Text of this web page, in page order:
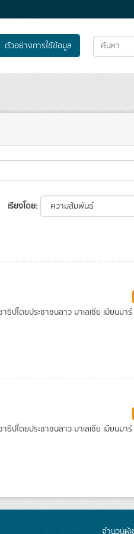
ตัวอย่างการใช้ข้อมูล
เรียงโดย
ธิปไตยประชาชนลาว มาเลเซีย เมียนม
ธิปไตยประชาชนลาว มาเลเซีย เมียนม
จำนวนผู้